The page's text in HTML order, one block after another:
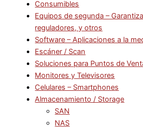
Consumibles
Equipos de segunda –
reguladores, y otros
Software – Aplicaciones a la
Escáner / Scan
Soluciones para Puntos de
Monitores y Televisores
Celulares – Smartphones
Almacenamiento / Storage
SAN
NAS